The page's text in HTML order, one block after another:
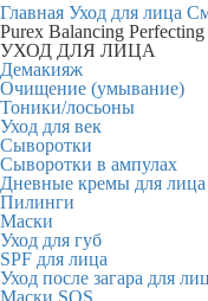
Главная Уход для лица
Purex Balancing Perfecting
УХОД ДЛЯ ЛИЦА
Демакияж
Очищение (умывание)
Тоники/лосьоны
Уход для век
Сыворотки
Сыворотки в ампулах
Дневные кремы для лица
Пилинги
Маски
Уход для губ
SPF для лица
Уход после загара для
Маски SOS